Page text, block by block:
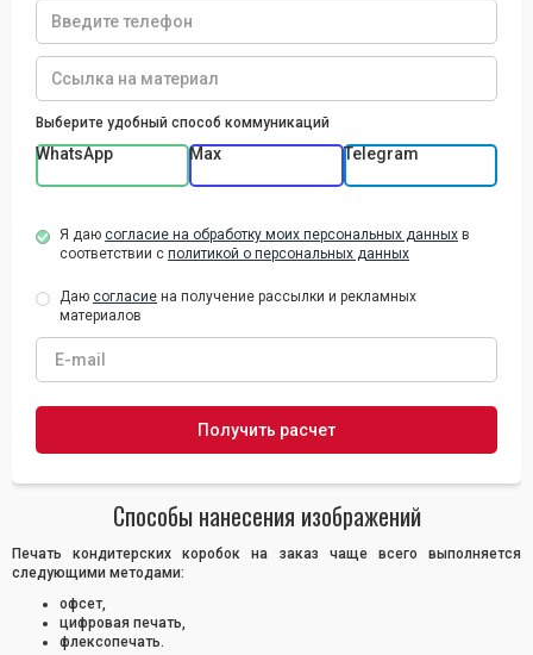
Выберите удобный способ коммуникаций
WhatsApp Max Telegram
Я даю согласие на обработку моих персональных данных в
соответствии с политикой о персональных данных
Даю согласие на получение рассылки и рекламных
материалов
Способы нанесения изображений
Печать кондитерских коробок на заказ чаще всего выполняется
следующими методами:
офсет,
цифровая печать,
флексопечать.